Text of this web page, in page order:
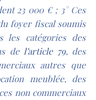
23 000 € ; 3° Ces
foyer fiscal soumis
les catégories des
de l’article 79, des
autres que
meublée, des
non commerciaux